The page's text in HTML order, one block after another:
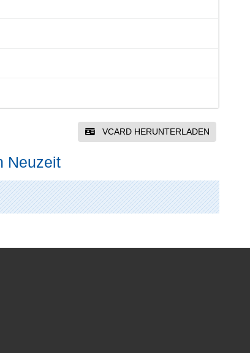
VCARD HERUNTERLADEN
Neuzeit